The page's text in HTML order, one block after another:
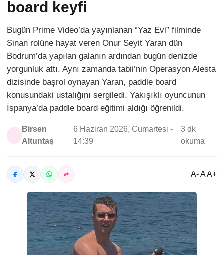
board keyfi
Bugün Prime Video’da yayınlanan “Yaz Evi” filminde
Sinan rolüne hayat veren Onur Seyit Yaran dün
Bodrum’da yapılan galanın ardından bugün denizde
yorgunluk attı. Aynı zamanda tabii’nin Operasyon Alesta
dizisinde başrol oynayan Yaran, paddle board
konusundaki ustalığını sergiledi. Yakışıklı oyuncunun
İspanya’da paddle board eğitimi aldığı öğrenildi.
Birsen
Altuntaş
6 Haziran 2026, Cumartesi -
14:39
3 dk
okuma
A- A A+